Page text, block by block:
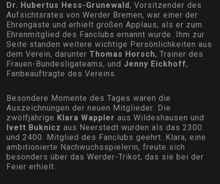
Dr. Hubertus Hess-Grunewald, Vorsitzender des
Aufsichtsrates von Werder Bremen, war einer der
Ehrengäste und erhielt großen Applaus, als er zum
Ehrenmitglied des Fanclubs ernannt wurde. Ihm zur
Seite standen weitere wichtige Persönlichkeiten aus
dem Verein, darunterThomas Horsch, Trainer des
Frauen-Bundesligateams, und Jenny Eickhoff,
Fanbeauftragte des Vereins.
Besondere Momente des Tages waren die
Auszeichnungen der neuen Mitglieder: Die
zwölfjährige Klara Wappler aus Wildeshausen und
Ivett Buknicz aus Neerstedt wurden als das 2300.
und 2400. Mitglied des Fanclubs geehrt. Klara, eine
ambitionierte Nachwuchsspielerin, freute sich
besonders über das Werder-Trikot, das sie bei der
Feier erhielt.